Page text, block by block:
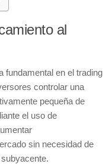
al
fundamental en el trading
controlar una
pequeña de
el uso de
sin necesidad de